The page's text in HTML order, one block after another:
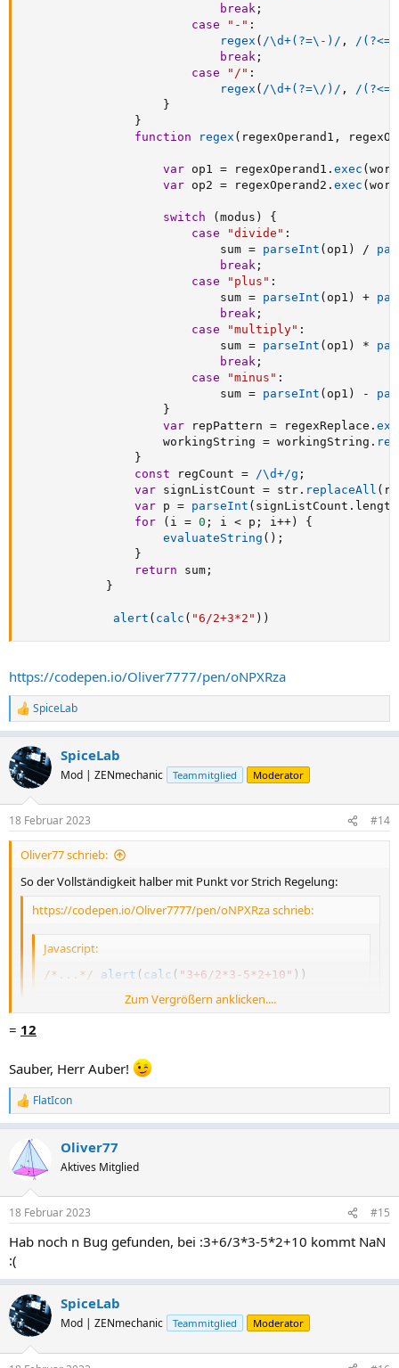
break ;
case
"-" :
regex ( /\d+(?=\-)/ ,
/
break ;
case
"/" :
regex ( /\d+(?=\/)/ ,
/
}
}
function
regex ( regexOperand1 ,
var op1 = regexOperand1 . exec (
var op2 = regexOperand2 . exec (
switch ( modus )
{
case
"divide" :
                            sum
= parseInt ( op1 ) /
break ;
case
"plus" :
                            sum
= parseInt ( op1 ) +
break ;
case
"multiply" :
                            sum
= parseInt ( op1 ) *
break ;
case
"minus" :
                            sum
= parseInt ( op1 ) -
}
var repPattern = regexReplace .
                    workingString
= workingString .
}
const regCount = /\d+/g ;
var signListCount = str . replaceAll (
var p = parseInt ( signListCount . length
for
( i = 0 ; i < p ; i++ )
{
evaluateString ( ) ;
}
return sum ;
}
alert ( calc ( "6/2+3*2" ) )
https://codepen.io/Oliver7777/pen/oNPXRza
R
e
k
t
i
n
e
n
SpiceLab
SpiceLab
Mod | ZENmechanic Teammitglied Moderator
18 Februar 2023 #14
Oliver77 schrieb:
So der Vollständigkeit halber mit Punkt vor Strich Regelung:
https://codepen.io/Oliver7777/pen/oNPXRza schrieb:
Javascript:
/*...*/ alert ( calc ( "3+6/2*3-5*2+10" ) )
Zum Vergrößern anklicken....
Zum Vergrößern anklicken....
= 12
Sauber, Herr Auber!
R
e
t
i
n
e
:
FlatIcon
Oliver77
Aktives Mitglied
18 Februar 2023 #15
Hab noch n Bug gefunden, bei :3+6/3*3-5*2+10 kommt NaN
:(
SpiceLab
Mod | ZENmechanic Teammitglied Moderator